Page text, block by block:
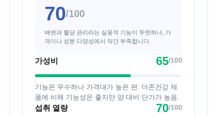
70/100
배변과 혈당 관리라는 실용적 기능이 뚜렷하나, 가
격이나 성분 다양성에서 약간 부족합니다.
가성비 65/100
기능은 우수하나 가격대가 높은 편. 더존건강 제
품에 비해 기능성은 좋지만 양 대비 단가가 높음.
섭취 열량 70/100